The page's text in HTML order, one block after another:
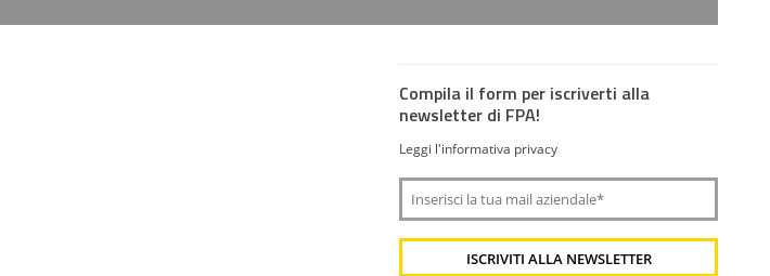
Compila il form per iscriverti alla
newsletter di FPA!
Leggi l'informativa privacy